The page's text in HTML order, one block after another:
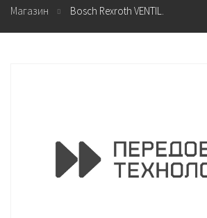
Магазин Bosch Rexroth VENTIL.